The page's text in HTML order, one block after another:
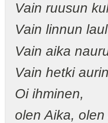
Vain ruusun
Vain linnun
Vain aika
Vain hetki
Oi ihminen,
olen Aika,